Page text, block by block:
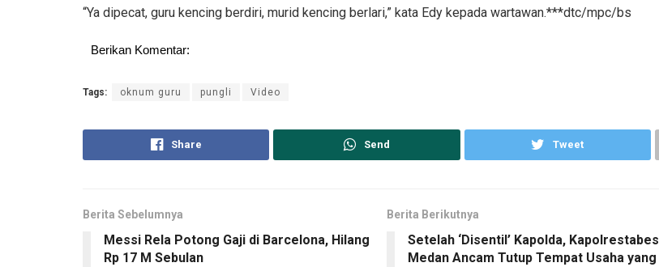
“Ya dipecat, guru kencing berdiri, murid kencing berlari,” kata Edy kepada wartawan.***dtc/mpc/bs
Berikan Komentar:
Tags: oknum guru pungli Video
Share Send Tweet
Berita Sebelumnya
Messi Rela Potong Gaji di Barcelona, Hilang
Rp 17 M Sebulan
Berita Berikutnya
Setelah ‘Disentil’ Kapolda, Kapolrestabes
Medan Ancam Tutup Tempat Usaha yang